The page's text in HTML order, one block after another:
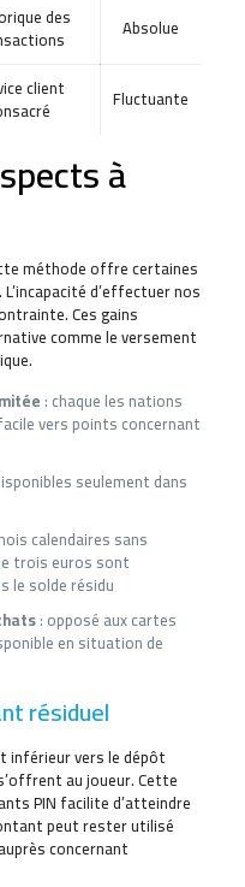
des Absolue
client Fluctuante
à
méthode offre certaines
d’effectuer nos
Ces gains
comme le versement
: chaque les nations
vers points concernant
seulement dans
calendaires sans
trois euros sont
le solde résidu
: opposé aux cartes
en situation de
résiduel
inférieur vers le dépôt
au joueur. Cette
PIN facilite d’atteindre
peut rester utilisé
concernant